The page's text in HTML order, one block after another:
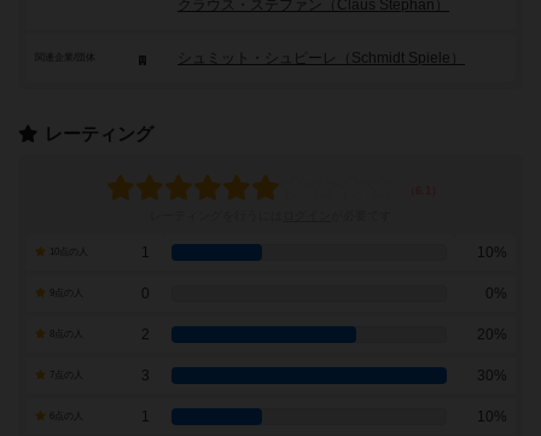
クラウス・ステファン（Claus Stephan）
シュミット・シュピーレ（Schmidt Spiele）
レーティング
1 10%
0 0%
2 20%
7点の人 3 30%
1 10%